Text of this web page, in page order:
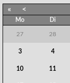
« <
Mo Di
27 28
3 4
10 11